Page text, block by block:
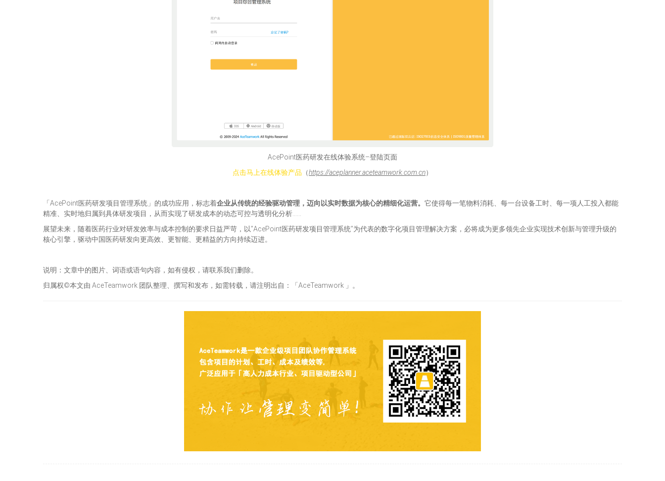
AcePoint医药研发在线体验系统–登陆页面
点击马上在线体验产品 （https://aceplanner.aceteamwork.com.cn）
「AcePoint医药研发项目管理系统」的成功应用，标志着企业从传统的经验驱动管理，迈向以实时数据为核心的精细化运营。 它使得每一笔物料消耗、每一台设备工时、每一项人工投入都能
精准、实时地归属到具体研发项目，从而实现了研发成本的动态可控与透明化分析……
展望未来，随着医药行业对研发效率与成本控制的要求日益严苛，以”AcePoint医药研发项目管理系统”为代表的数字化项目管理解决方案，必将成为更多领先企业实现技术创新与管理升级的
核心引擎，驱动中国医药研发向更高效、更智能、更精益的方向持续迈进。
说明：文章中的图片、词语或语句内容，如有侵权，请联系我们删除。
归属权©本文由 AceTeamwork 团队整理、撰写和发布，如需转载，请注明出自：「AceTeamwork 」。